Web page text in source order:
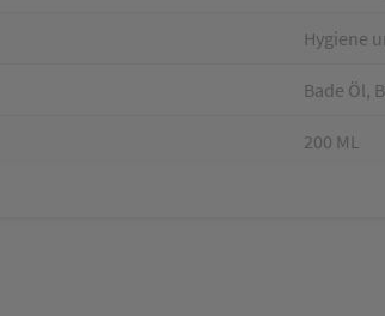
Hygiene
Bade Öl,
200 ML